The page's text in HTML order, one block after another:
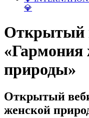
💎
Открытый
«Гармония
природы»
Открытый
женской